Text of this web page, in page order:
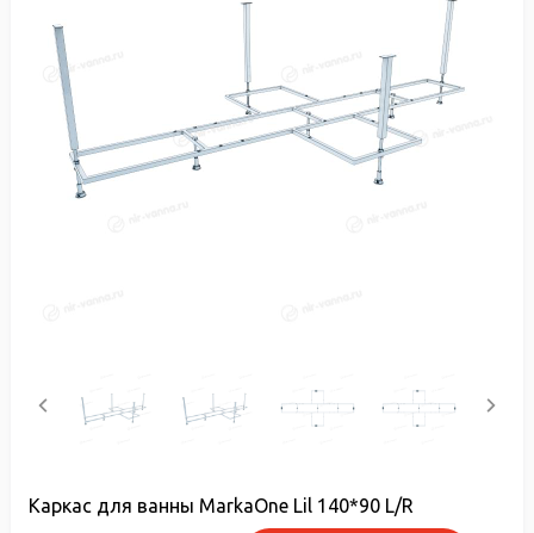
Каркас для ванны MarkaOne Lil 140*90 L/R